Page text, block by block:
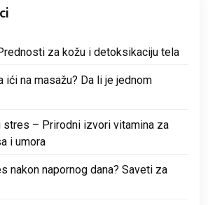
za kožu i detoksikaciju tela
ići na masažu? Da li je jednom
stres – Prirodni izvori vitamina za
i umora
nakon napornog dana? Saveti za